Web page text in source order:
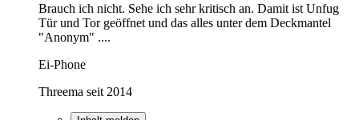
Brauch ich nicht. Sehe ich sehr kritisch an. Damit ist Unfug
Tür und Tor geöffnet und das alles unter dem Deckmantel
"Anonym" ....
Ei-Phone
Threema seit 2014